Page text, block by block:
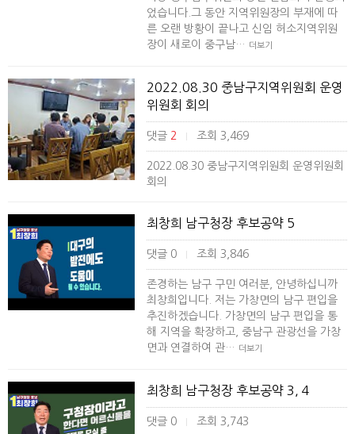
었습니다.그 동안 지역위원장의 부재에 따
른 오랜 방황이 끝나고 신임 허소지역위원
장이 새로이 중구남…
더보기
2022.08.30 중남구지역위원회 운영
위원회 회의
댓글 2 조회 3,469
2022.08.30 중남구지역위원회 운영위원회
회의
최창희 남구청장 후보공약 5
댓글 0 조회 3,846
존경하는 남구 구민 여러분, 안녕하십니까
최창희입니다. 저는 가창면의 남구 편입을
추진하겠습니다. 가창면의 남구 편입을 통
해 지역을 확장하고, 중남구 관광선을 가창
면과 연결하여 관…
더보기
최창희 남구청장 후보공약 3, 4
댓글 0 조회 3,743